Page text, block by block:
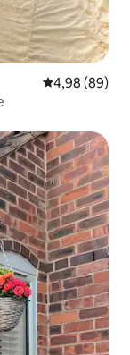
Évaluation
4,98 (89)